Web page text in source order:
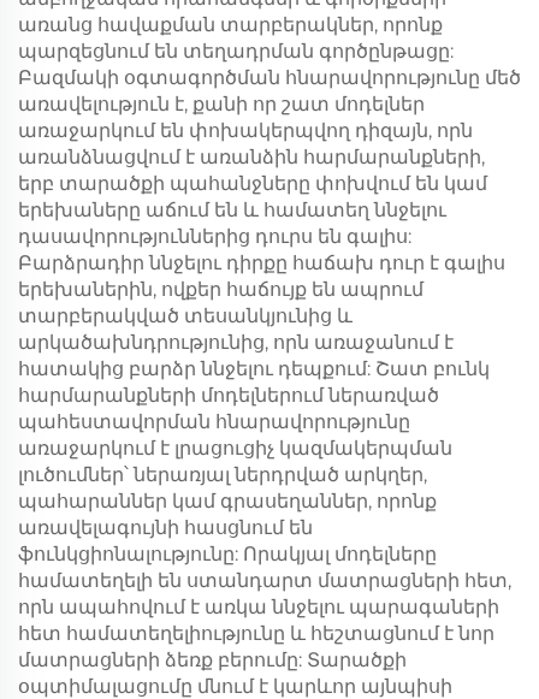
առանց հավաքման տարբերակներ, որոնք
պարզեցնում են տեղադրման գործընթացը:
Բազմակի օգտագործման հնարավորությունը մեծ
առավելություն է, քանի որ շատ մոդելներ
առաջարկում են փոխակերպվող դիզայն, որն
առանձնացվում է առանձին հարմարանքների,
երբ տարածքի պահանջները փոխվում են կամ
երեխաները աճում են և համատեղ ննջելու
դասավորություններից դուրս են գալիս:
Բարձրադիր ննջելու դիրքը հաճախ դուր է գալիս
երեխաներին, ովքեր հաճույք են ապրում
տարբերակված տեսանկյունից և
արկածախնդրությունից, որն առաջանում է
հատակից բարձր ննջելու դեպքում: Շատ բունկ
հարմարանքների մոդելներում ներառված
պահեստավորման հնարավորությունը
առաջարկում է լրացուցիչ կազմակերպման
լուծումներ՝ ներառյալ ներդրված արկղեր,
պահարաններ կամ գրասեղաններ, որոնք
առավելագույնի հասցնում են
ֆունկցիոնալությունը: Որակյալ մոդելները
համատեղելի են ստանդարտ մատրացների հետ,
որն ապահովում է առկա ննջելու պարագաների
հետ համատեղելիությունը և հեշտացնում է նոր
մատրացների ձեռք բերումը: Տարածքի
օպտիմալացումը մնում է կարևոր այնպիսի